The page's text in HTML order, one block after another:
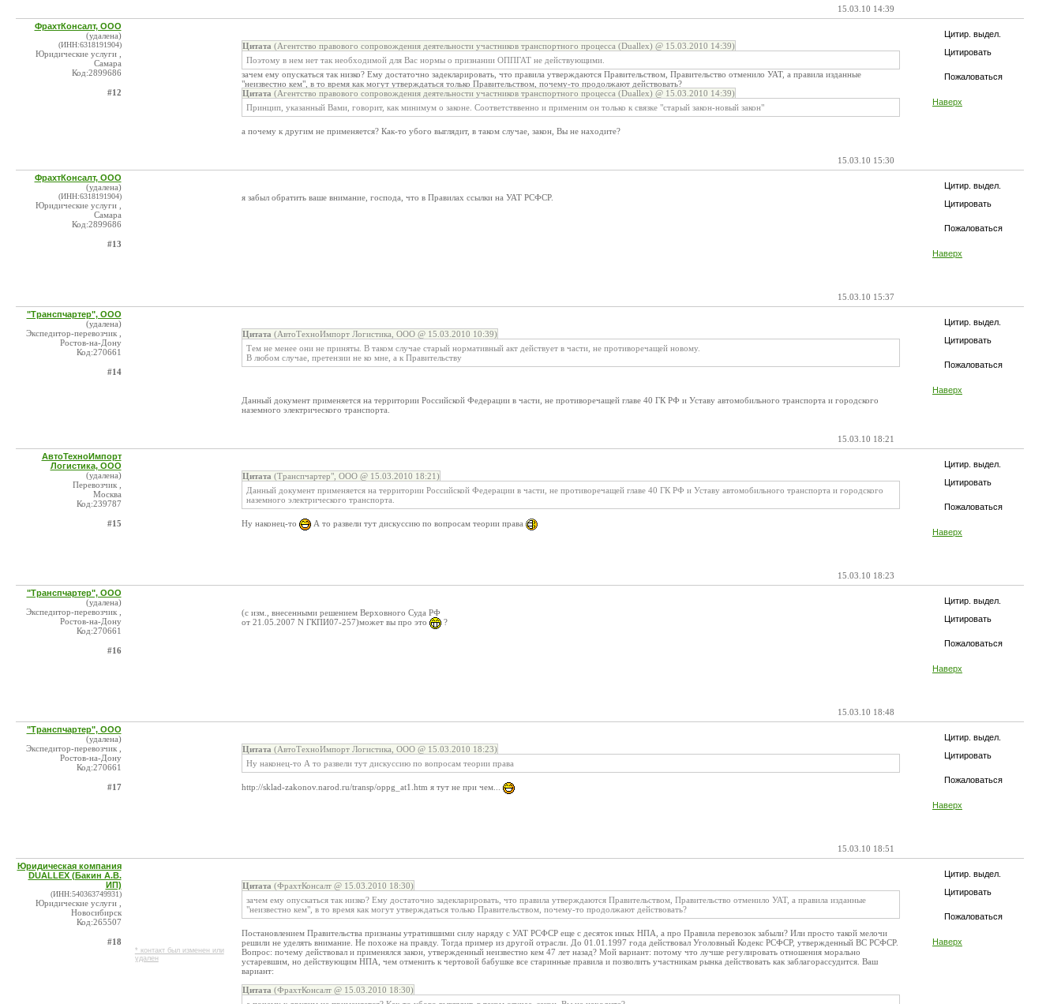
15.03.10 14:39
Цитир. выдел.
Цитировать
Пожаловаться
Наверх
ФрахтКонсалт, ООО
(удалена)
(ИНН:6318191904)
Юридические услуги ,
Самара
Код:2899686
#12
Цитата (Агентство правового сопровождения деятельности участников транспортного процесса (Duallex) @ 15.03.2010 14:39)
Поэтому в нем нет так необходимой для Вас нормы о признании ОППГАТ не действующими.
зачем ему опускаться так низко? Ему достаточно задекларировать, что правила утверждаются Правительством, Правительство отменило УАТ, а правила изданные
"неизвестно кем", в то время как могут утверждаться только Правительством, почему-то продолжают действовать?
Цитата (Агентство правового сопровождения деятельности участников транспортного процесса (Duallex) @ 15.03.2010 14:39)
Принцип, указанный Вами, говорит, как минимум о законе. Соответстввенно и применим он только к связке "старый закон-новый закон"
а почему к другим не применяется? Как-то убого выглядит, в таком случае, закон, Вы не находите?
15.03.10 15:30
Цитир. выдел.
Цитировать
Пожаловаться
Наверх
ФрахтКонсалт, ООО
(удалена)
(ИНН:6318191904)
Юридические услуги ,
Самара
Код:2899686
#13
я забыл обратить ваше внимание, господа, что в Правилах ссылки на УАТ РСФСР.
15.03.10 15:37
Цитир. выдел.
Цитировать
Пожаловаться
Наверх
"Транспчартер", ООО
(удалена)
Экспедитор-перевозчик ,
Ростов-на-Дону
Код:270661
#14
Цитата (АвтоТехноИмпорт Логистика, ООО @ 15.03.2010 10:39)
Тем не менее они не приняты. В таком случае старый нормативный акт действует в части, не противоречащей новому.
В любом случае, претензии не ко мне, а к Правительству
Данный документ применяется на территории Российской Федерации в части, не противоречащей главе 40 ГК РФ и Уставу автомобильного транспорта и городского
наземного электрического транспорта.
15.03.10 18:21
Цитир. выдел.
Цитировать
Пожаловаться
Наверх
АвтоТехноИмпорт
Логистика, ООО
(удалена)
Перевозчик ,
Москва
Код:239787
#15
Цитата (Транспчартер", ООО @ 15.03.2010 18:21)
Данный документ применяется на территории Российской Федерации в части, не противоречащей главе 40 ГК РФ и Уставу автомобильного транспорта и городского
наземного электрического транспорта.
Ну наконец-то А то развели тут дискуссию по вопросам теории права
15.03.10 18:23
Цитир. выдел.
Цитировать
Пожаловаться
Наверх
"Транспчартер", ООО
(удалена)
Экспедитор-перевозчик ,
Ростов-на-Дону
Код:270661
#16
(с изм., внесенными решением Верховного Суда РФ
от 21.05.2007 N ГКПИ07-257)может вы про это
?
15.03.10 18:48
Цитир. выдел.
Цитировать
Пожаловаться
Наверх
"Транспчартер", ООО
(удалена)
Экспедитор-перевозчик ,
Ростов-на-Дону
Код:270661
#17
Цитата (АвтоТехноИмпорт Логистика, ООО @ 15.03.2010 18:23)
Ну наконец-то А то развели тут дискуссию по вопросам теории права
http://sklad-zakonov.narod.ru/transp/oppg_at1.htm я тут не при чем...
15.03.10 18:51
Цитир. выдел.
Цитировать
Пожаловаться
Наверх
Юридическая компания
DUALLEX (Бакин А.В.
ИП)
(ИНН:540363749931)
Юридические услуги ,
Новосибирск
Код:265507
#18
* контакт был изменен или
удален
Цитата (ФрахтКонсалт @ 15.03.2010 18:30)
зачем ему опускаться так низко? Ему достаточно задекларировать, что правила утверждаются Правительством, Правительство отменило УАТ, а правила изданные
"неизвестно кем", в то время как могут утверждаться только Правительством, почему-то продолжают действовать?
Постановлением Правительства признаны утратившими силу наряду с УАТ РСФСР еще с десяток иных НПА, а про Правила перевозок забыли? Или просто такой мелочи
решили не уделять внимание. Не похоже на правду. Тогда пример из другой отрасли. До 01.01.1997 года действовал Уголовный Кодекс РСФСР, утвержденный ВС РСФСР.
Вопрос: почему действовал и применялся закон, утвержденный неизвестно кем 47 лет назад? Мой вариант: потому что лучше регулировать отношения морально
устаревшим, но действующим НПА, чем отменить к чертовой бабушке все старинные правила и позволить участникам рынка действовать как заблагорассудится. Ваш
вариант:
Цитата (ФрахтКонсалт @ 15.03.2010 18:30)